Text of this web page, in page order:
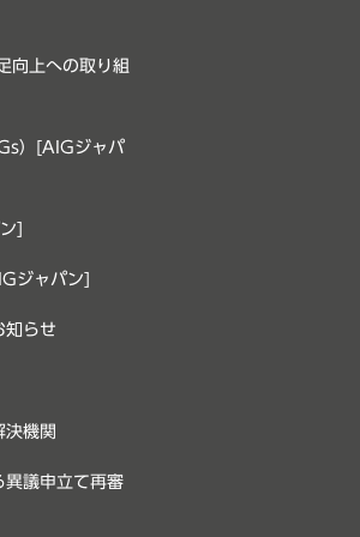
向上への取り組
）[AIGジャパ
]
ジャパン]
知らせ
決機関
異議申立て再審